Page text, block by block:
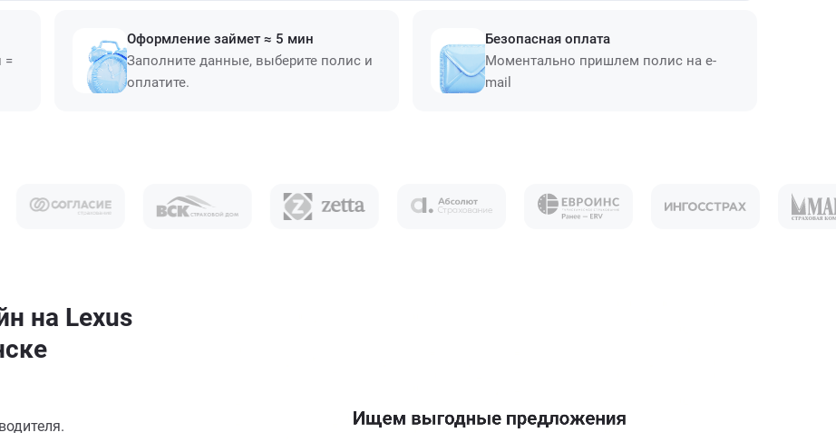
=
Оформление займет ≈ 5 мин
Заполните данные, выберите полис и
оплатите.
Безопасная оплата
Моментально пришлем полис на e-
mail
на Lexus